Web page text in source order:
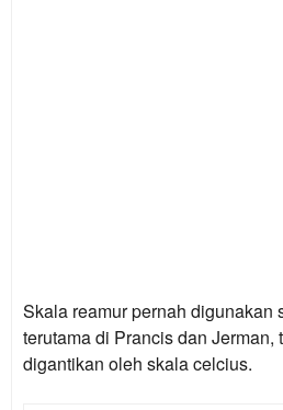
Skala reamurpernah digunakan
terutama di Prancis dan Jerman,
digantikan oleh skala celcius.